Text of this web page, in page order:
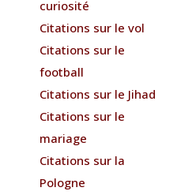
curiosité
Citations sur le vol
Citations sur le
football
Citations sur le Jihad
Citations sur le
mariage
Citations sur la
Pologne